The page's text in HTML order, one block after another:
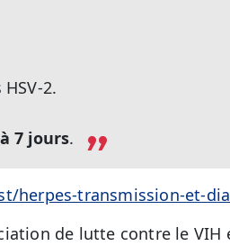
2.
7 jours.
herpes-transmission-et-
de lutte contre le